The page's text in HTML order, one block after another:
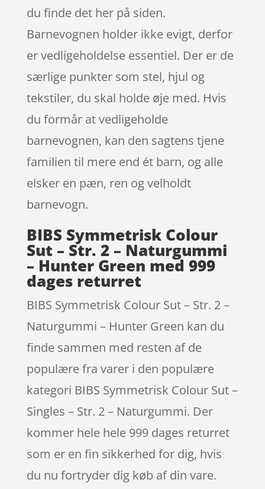
du finde det her på siden.
Barnevognen holder ikke evigt, derfor
er vedligeholdelse essentiel. Der er de
særlige punkter som stel, hjul og
tekstiler, du skal holde øje med. Hvis
du formår at vedligeholde
barnevognen, kan den sagtens tjene
familien til mere end ét barn, og alle
elsker en pæn, ren og velholdt
barnevogn.
BIBS Symmetrisk Colour
Sut – Str. 2 – Naturgummi
– Hunter Green med 999
dages returret
BIBS Symmetrisk Colour Sut – Str. 2 –
Naturgummi – Hunter Green kan du
finde sammen med resten af de
populære fra varer i den populære
kategori BIBS Symmetrisk Colour Sut –
Singles – Str. 2 – Naturgummi. Der
kommer hele hele 999 dages returret
som er en fin sikkerhed for dig, hvis
du nu fortryder dig køb af din vare.